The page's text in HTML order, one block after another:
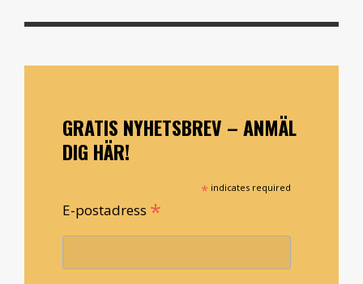
GRATIS NYHETSBREV – ANMÄL
DIG HÄR!
* indicates required
E-postadress *